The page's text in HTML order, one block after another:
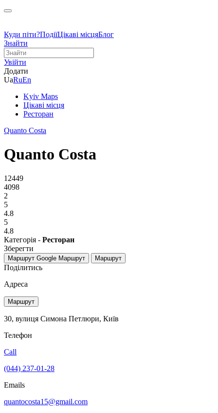
Куди піти?ПодіїЦікаві місцяБлог
Знайти
Увійти
Додати
UaRuEn
Kyiv Maps
Цікаві місця
Ресторан
Quanto Costa
Quanto Costa
12449
4098
2
5
4.8
5
4.8
Категорія - Ресторан
Зберегти
Маршрут Google Маршрут Маршрут
Поділитись
Адреса
Маршрут
30, вулиця Симона Петлюри, Київ
Телефон
Call
(044) 237-01-28
Emails
quantocosta15@gmail.com